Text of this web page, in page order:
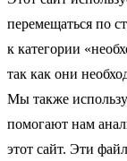
перемещаться по
к категории
так как они
Мы также
помогают нам
этот сайт. Эти